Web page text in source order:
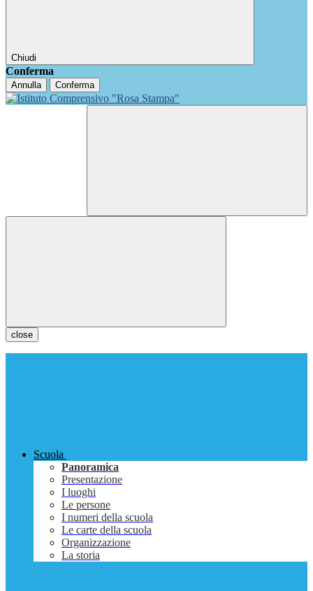
Chiudi
Conferma
Annulla Conferma
close
Scuola
Panoramica
Presentazione
I luoghi
Le persone
I numeri della scuola
Le carte della scuola
Organizzazione
La storia